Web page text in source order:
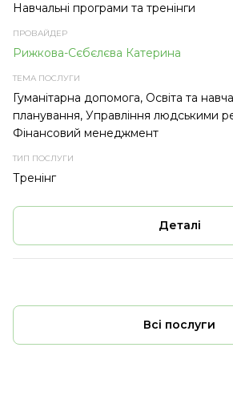
Навчальні програми та тренінги
Рижкова-Сєбєлєва Катерина
Гуманітарна допомога, Освіта та
планування, Управління людськими
Фінансовий менеджмент
Тренінг
Деталі
Всі послуги